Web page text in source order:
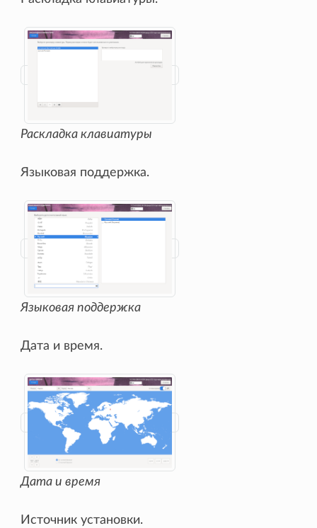
Раскладка клавиатуры
Языковая поддержка.
Языковая поддержка
Дата и время.
Дата и время
Источник установки.